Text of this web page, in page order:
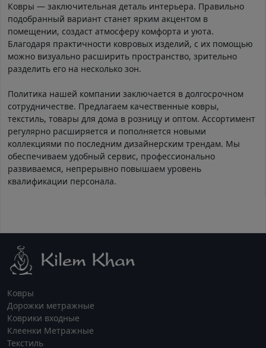
Ковры — заключительная деталь интерьера. Правильно
подобранный вариант станет ярким акцентом в
помещении, создаст атмосферу комфорта и уюта.
Благодаря практичности ковровых изделий, с их помощью
можно визуально расширить пространство, зрительно
разделить его на несколько зон.
Политика нашей компании заключается в долгосрочном
сотрудничестве. Предлагаем качественные ковры,
текстиль, товары для дома в розницу и оптом. Ассортимент
регулярно расширяется и пополняется новыми
коллекциями по последним дизайнерским трендам. Мы
обеспечиваем удобный сервис, профессионально
развиваемся, непрерывно повышаем уровень
квалификации персонала.
Ковры
Дорожки метражные
Коврики входные
Клеенки Метражные
Текстиль